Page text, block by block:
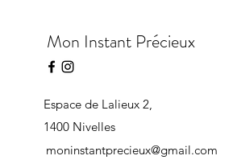
Mon Instant Précieux
Espace de Lalieux 2,
1400 Nivelles
moninstantprecieux@gmail.com